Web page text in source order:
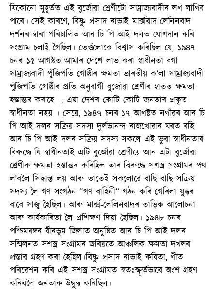
যিকোনো মুহূৰ্তত এই বুৰ্জোৱা শ্ৰেণীটো সাম্ৰাজ্যবাদীৰ লগ লাগিব
পাৰে। সেই কাৰণে, বিষ্ণু প্ৰসাদ ৰাভাই মাৰ্ক্সবাদ-লেনিনবাদ
দৰ্শনৰ দ্বাৰা পৰিচালিত আৰ চি পি আই দলত যোগদান কৰি
সংগ্ৰাম চলাই গৈছিল। তেওঁলোকে বিশ্বাস কৰিছিল যে, ১৯৪৭
চনৰ ১৫ আগষ্টত আমাৰ দেশে লাভ কৰা স্বাধীনতা বগা
সাম্ৰাজ্যবাদী পুঁজিপতি গোষ্ঠীৰ ক্ষমতা ভাৰতীয় ক’লা সাম্ৰাজ্যবাদী
পুঁজিপতি গোষ্ঠীৰ প্ৰতি অনুৰাগী বুৰ্জোৱা শ্ৰেণীৰ হাতত ক্ষমতা
হস্তান্তৰ কৰাহে ; এয়া দেশৰ কোটি কোটি জনতাৰ প্ৰকৃত
স্বাধীনতা নহয় । সেয়ে, ১৯৪৭ চনৰ ১৭ আগষ্টত নগাঁৱৰ আৰ চি
পি আই দলৰ সক্ৰিয় সদস্য দুৰ্লভানন্দ ৰাজখোৱাৰ ঘৰত বহি
আৰ চি পি আই দলৰ সক্ৰিয় সদস্য সকলে এই ভুৱা স্বাধীনতাৰ
বিৰুদ্ধে যি স্বাধীনতাই এটি বুৰ্জোৱা শ্ৰেণীয়ে আন এটা বুৰ্জোৱা
শ্ৰেণীক ক্ষমতা হস্তান্তৰ কৰিছিল তাৰ বিৰুদ্ধে সশস্ত্ৰ সংগ্ৰামৰ পথ
ল’বলৈ সিদ্ধান্ত লয় আৰু তাতেই সকলোৱে বাছি বাছি সক্ৰিয়
সদস্য লৈ গণ সংগঠন “গণ বাহিনী” গঠন কৰি গেৰিলা যুদ্ধৰ
বাবে সাজু হৈছিল। আৰু মাৰ্ক্স-লেলিনবাদৰ তাত্ত্বিক আলোচনা
আৰু কাৰ্যকাৰিতা লৈ প্ৰশিক্ষণ দিয়া হৈছিল। ১৯৪৮ চনৰ
পশ্চিমবঙ্গৰ বীৰভূম জিলাত অনুষ্ঠিত আৰ চি পি আই দলৰ
সন্মিলনত সশস্ত্ৰ সংগ্ৰামৰ জৰিয়তে আঞ্চলিক ক্ষমতা দখলৰ
প্ৰস্তাৱ গ্ৰহণ কৰা হৈছিল।বিষ্ণু প্ৰসাদ ৰাভাই কবিতা, গীত
পৰিৱেশন কৰি এই সশস্ত্ৰ সংগ্ৰামত স্বতঃস্ফূৰ্তভাবে অংশ গ্ৰহণ
কৰিবলৈ জনতাক উদ্বুদ্ধ কৰিছিল।